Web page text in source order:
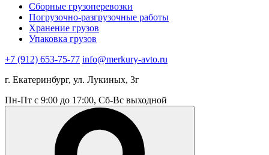
Сборные грузоперевозки
Погрузочно-разгрузочные работы
Хранение грузов
Упаковка грузов
+7 (912) 653-75-77 info@merkury-avto.ru
г. Екатеринбург, ул. Лукиных, 3г
Пн-Пт с 9:00 до 17:00, Сб-Вс выходной